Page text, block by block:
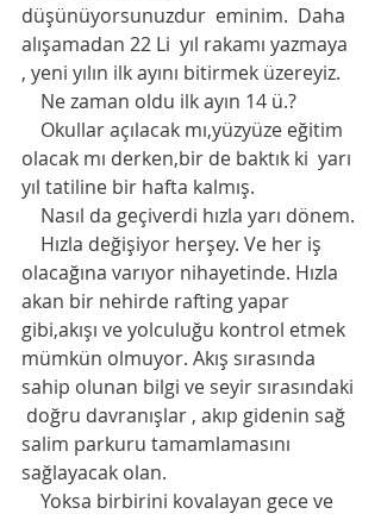
düşünüyorsunuzdur  eminim.  Daha
alışamadan 22 Li  yıl rakamı yazmaya
, yeni yılın ilk ayını bitirmek üzereyiz.
    Ne zaman oldu ilk ayın 14 ü.?
olacak mı derken,bir de baktık ki  yarı
yıl tatiline bir hafta kalmış.
    Nasıl da geçiverdi hızla yarı dönem.
olacağına varıyor nihayetinde. Hızla
akan bir nehirde rafting yapar
gibi,akışı ve yolculuğu kontrol etmek
mümkün olmuyor. Akış sırasında
sahip olunan bilgi ve seyir sırasındaki
doğru davranışlar , akıp gidenin sağ
salim parkuru tamamlamasını
sağlayacak olan.